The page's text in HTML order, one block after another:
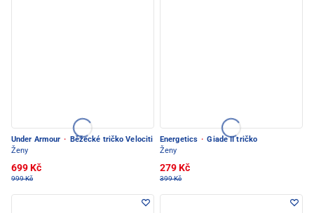
Under Armour ·
Běžecké tričko Velociti
Ženy
699 Kč
999 Kč
Energetics · Giade II tričko
Ženy
279 Kč
399 Kč